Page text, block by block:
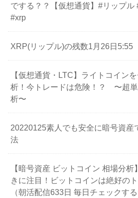
でする？？【仮想通貨】#リップル
#xrp
XRP(リップル)の残数1月26日5:55
【仮想通貨・LTC】ライトコイン
析！今トレードは危険！？ 〜超
析〜
20220125素人でも安全に暗号資産
法
【暗号資産 ビットコイン 相場分
きに注目！ビットコインは絶好の
（朝活配信633日 毎日チェックす